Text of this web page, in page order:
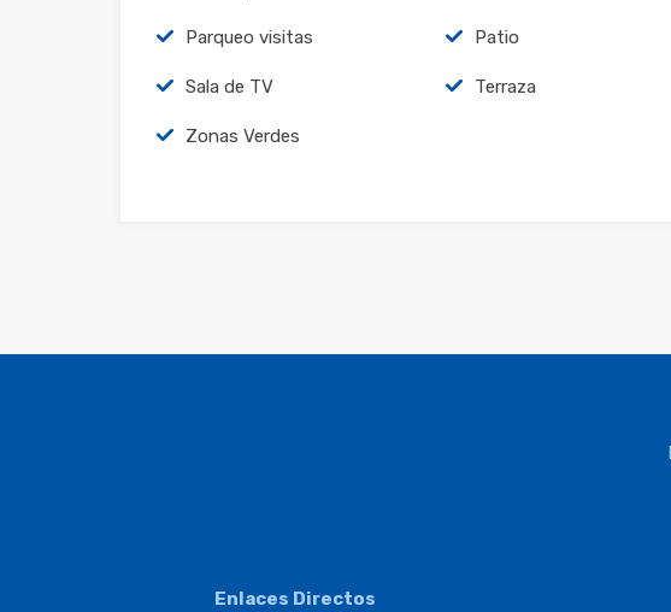
Parqueo visitas Patio
Sala de TV Terraza
Zonas Verdes
Enlaces Directos